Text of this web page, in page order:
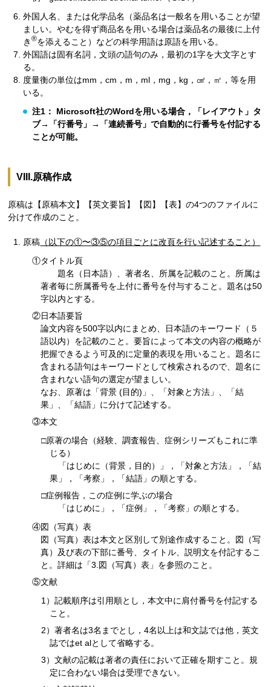
外国人名、または化学品名（薬品名は一般名を用いることが望
ましい。やむを得ず商品名を用いる場合は薬品名の最後に上付
き®を添えること）などの科学用語は原語を用いる。
外国語は固有名詞，文頭の語句のみ，最初の1字を大文字とす
る。
度量衡の単位はmm，cm，m，ml，mg，kg，㎠，㎡，等を用
いる。
注1： Microsoft社のWordを用いる場合，「レイアウト」タ
ブ→「行番号」→「連続番号」で自動的に行番号を付記する
ことが可能。
VIII.原稿作成
原稿は【原稿本文】【英文要旨】【図】【表】の4つのファイルに
分けて作成のこと。
原稿 （以下の①〜③⑤の項目ごとに改頁を行い記述すること）
①タイトル頁
題名（日本語）、著者名、所属を記載のこと。所属は
著者毎に所属番号を上付に番号を付与すること。題名は50
字以内とする。
②日本語要旨
論文内容を500字以内にまとめ、日本語のキーワード（５
語以内）を記載のこと。要旨によって本文の内容の概略が
把握できるよう可及的に定量的表現を用いること。題名に
含まれる語句はキーワードとして検索されるので、題名に
含まれない語句の選定が望ましい。
なお、原著は「背景 (目的)」、「対象と方法」、「結
果」、「結語」に分けて記述する。
③本文
□原著の場合（経験、調査報告、症例シリーズもこれに準
じる）
「はじめに（背景，目的）」，「対象と方法」，「結
果」，「考察」，「結語」の順とする。
□症例報告，この症例に学ぶの場合
「はじめに」，「症例」，「考察」の順とする。
④図（写真）表
図（写真）表は本文と区別して別途作成すること。図（写
真）及び表の下部に番号、タイトル、説明文を付記するこ
と。詳細は「3.図（写真）表」を参照のこと。
⑤文献
1）記載順序は引用順とし，本文中に肩付番号を付記する
こと。
2）著者名は3名までとし，4名以上は和文誌では他，英文
誌ではet alとして省略する。
3）文献の記載は著者の責任において正確を期すこと。規
定に合わない場合は受理できない。